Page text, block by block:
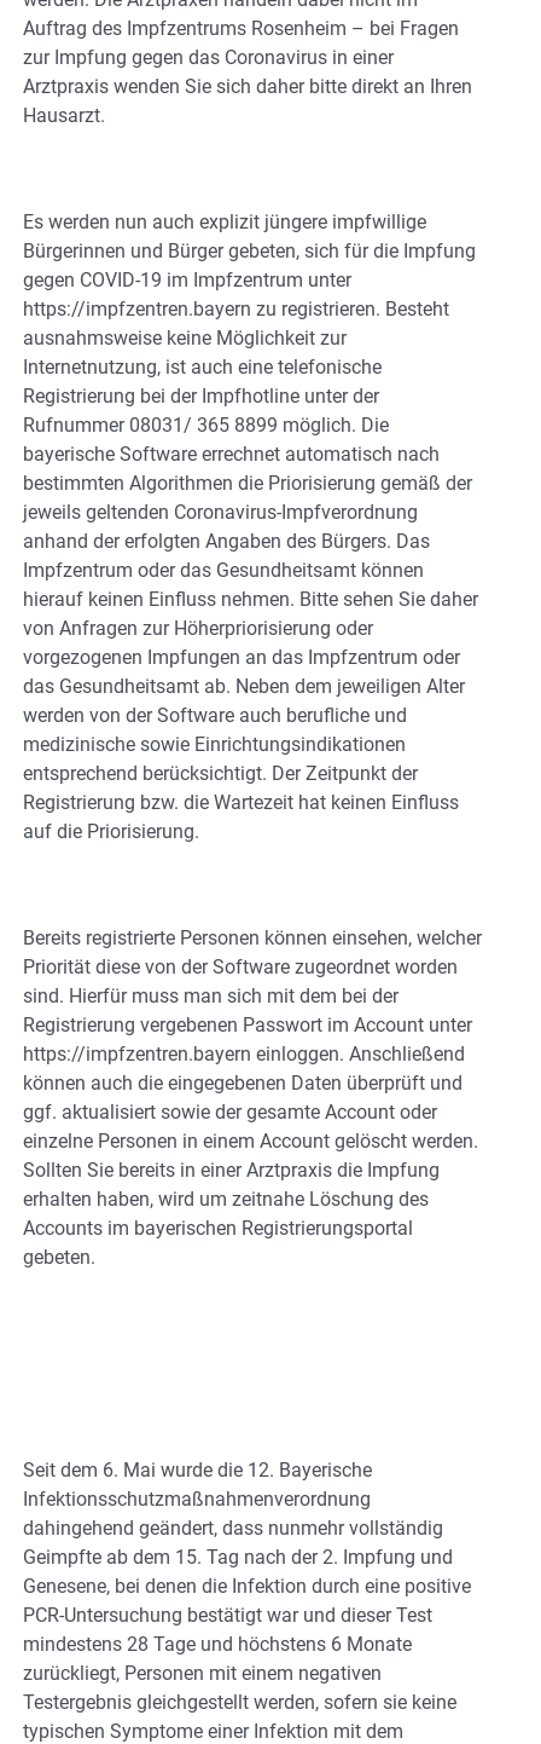
Auftrag des Impfzentrums Rosenheim – bei Fragen
zur Impfung gegen das Coronavirus in einer
Arztpraxis wenden Sie sich daher bitte direkt an Ihren
Hausarzt.
Es werden nun auch explizit jüngere impfwillige
Bürgerinnen und Bürger gebeten, sich für die Impfung
gegen COVID-19 im Impfzentrum unter
https://impfzentren.bayern zu registrieren. Besteht
ausnahmsweise keine Möglichkeit zur
Internetnutzung, ist auch eine telefonische
Registrierung bei der Impfhotline unter der
Rufnummer 08031/ 365 8899 möglich. Die
bayerische Software errechnet automatisch nach
bestimmten Algorithmen die Priorisierung gemäß der
jeweils geltenden Coronavirus-Impfverordnung
anhand der erfolgten Angaben des Bürgers. Das
Impfzentrum oder das Gesundheitsamt können
hierauf keinen Einfluss nehmen. Bitte sehen Sie daher
von Anfragen zur Höherpriorisierung oder
vorgezogenen Impfungen an das Impfzentrum oder
das Gesundheitsamt ab. Neben dem jeweiligen Alter
werden von der Software auch berufliche und
medizinische sowie Einrichtungsindikationen
entsprechend berücksichtigt. Der Zeitpunkt der
Registrierung bzw. die Wartezeit hat keinen Einfluss
auf die Priorisierung.
Bereits registrierte Personen können einsehen, welcher
Priorität diese von der Software zugeordnet worden
sind. Hierfür muss man sich mit dem bei der
Registrierung vergebenen Passwort im Account unter
https://impfzentren.bayern einloggen. Anschließend
können auch die eingegebenen Daten überprüft und
ggf. aktualisiert sowie der gesamte Account oder
einzelne Personen in einem Account gelöscht werden.
Sollten Sie bereits in einer Arztpraxis die Impfung
erhalten haben, wird um zeitnahe Löschung des
Accounts im bayerischen Registrierungsportal
gebeten.
Seit dem 6. Mai wurde die 12. Bayerische
Infektionsschutzmaßnahmenverordnung
dahingehend geändert, dass nunmehr vollständig
Geimpfte ab dem 15. Tag nach der 2. Impfung und
Genesene, bei denen die Infektion durch eine positive
PCR-Untersuchung bestätigt war und dieser Test
mindestens 28 Tage und höchstens 6 Monate
zurückliegt, Personen mit einem negativen
Testergebnis gleichgestellt werden, sofern sie keine
typischen Symptome einer Infektion mit dem